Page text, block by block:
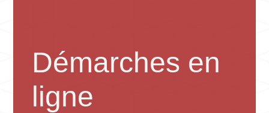
Démarches en
ligne